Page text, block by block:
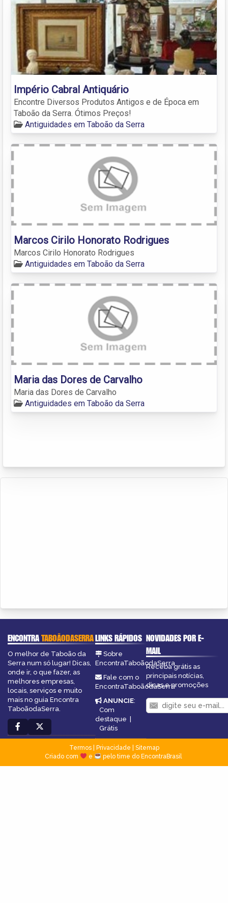
Império Cabral Antiquário
Encontre Diversos Produtos Antigos e de Época em
Taboão da Serra. Ótimos Preços!
Antiguidades em Taboão da Serra
Marcos Cirilo Honorato Rodrigues
Marcos Cirilo Honorato Rodrigues
Antiguidades em Taboão da Serra
Maria das Dores de Carvalho
Maria das Dores de Carvalho
Antiguidades em Taboão da Serra
ENCONTRATABOÃODASERRA
O melhor de Taboão da
Serra num só lugar! Dicas,
onde ir, o que fazer, as
melhores empresas,
locais, serviços e muito
mais no guia Encontra
TaboãodaSerra.
LINKS RÁPIDOS
Sobre
EncontraTaboãodaSerra
Fale com o
EncontraTaboãodaSerra
ANUNCIE:
Com
destaque |
Grátis
NOVIDADES POR E-
MAIL
Receba grátis as
principais notícias,
dicas e promoções
Termos| Privacidade
Sitemap
Criado com
e pelo time do EncontraBrasil